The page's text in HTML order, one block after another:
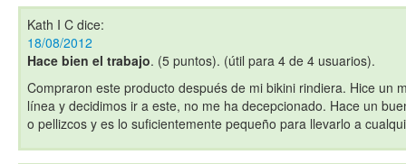
Kath I C dice:
18/08/2012
Hace bien el trabajo. (5 puntos). (útil para 4 de 4 usuarios).
Compraron este producto después de mi bikini rindiera. Hice un
línea y decidimos ir a este, no me ha decepcionado. Hace un
o pellizcos y es lo suficientemente pequeño para llevarlo a